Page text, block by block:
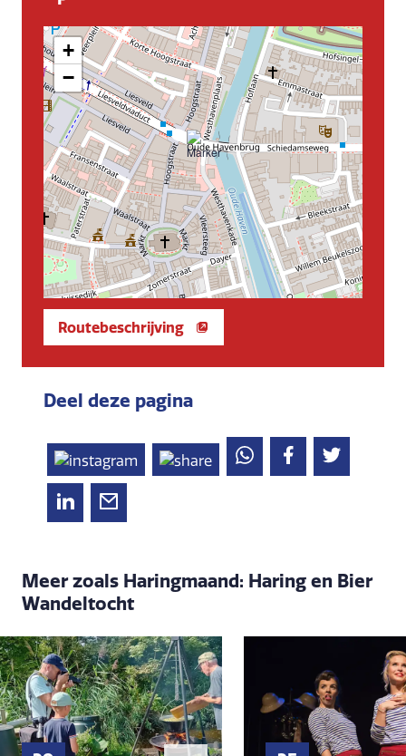
+
−
Routebeschrijving
Deel deze pagina
Meer zoals Haringmaand: Haring en Bier
Wandeltocht